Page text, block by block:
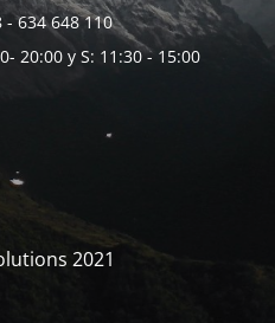
- 634 648 110
20:00 y S: 11:30 - 15:00
2021